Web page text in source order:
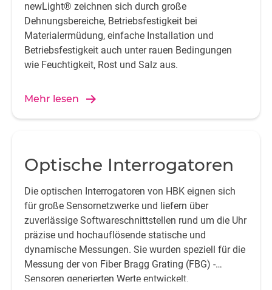
newLight® zeichnen sich durch große
Dehnungsbereiche, Betriebsfestigkeit bei
Materialermüdung, einfache Installation und
Betriebsfestigkeit auch unter rauen Bedingungen
wie Feuchtigkeit, Rost und Salz aus.
Mehr lesen
Optische Interrogatoren
Die optischen Interrogatoren von HBK eignen sich
für große Sensornetzwerke und liefern über
zuverlässige Softwareschnittstellen rund um die Uhr
präzise und hochauflösende statische und
dynamische Messungen. Sie wurden speziell für die
Messung der von Fiber Bragg Grating (FBG) -
Sensoren generierten Werte entwickelt.